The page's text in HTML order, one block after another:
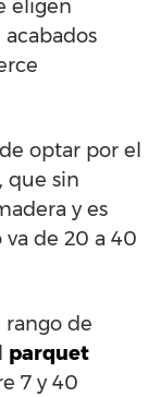
eligen
optar por el
que sin
y es
va de 20 a 40
rango de
parquet
7 y 40